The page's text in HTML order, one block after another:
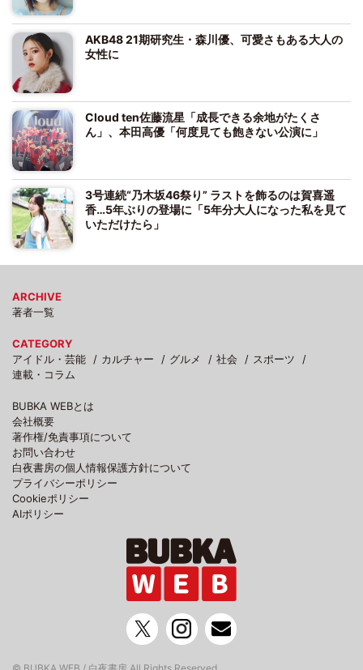
AKB48 21期研究生・森川優、可愛さもある大人の
女性に
Cloud ten佐藤流星「成長できる余地がたくさ
ん」、本田高優「何度見ても飽きない公演に」
3号連続“乃木坂46祭り” ラストを飾るのは賀喜遥
香…5年ぶりの登場に「5年分大人になった私を見て
いただけたら」
ARCHIVE
著者一覧
CATEGORY
アイドル・芸能
カルチャー グルメ 社会
スポーツ
連載・コラム
BUBKA WEBとは
会社概要
著作権/免責事項について
お問い合わせ
白夜書房の個人情報保護方針について
プライバシーポリシー
Cookieポリシー
AIポリシー